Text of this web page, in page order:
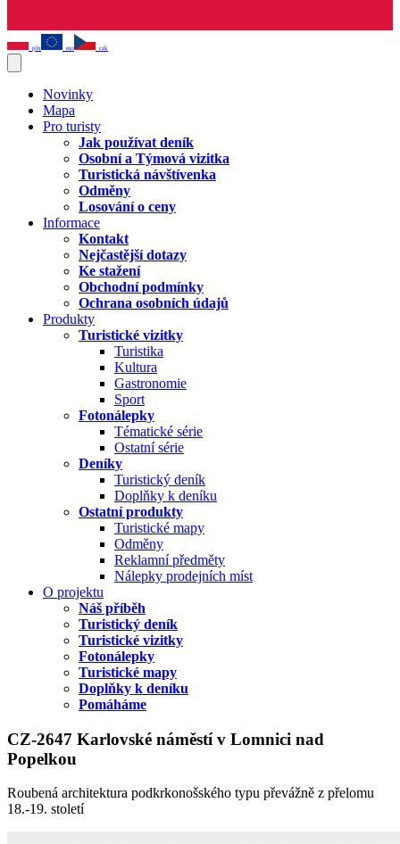
pln eur czk
Novinky
Mapa
Pro turisty
Jak používat deník
Osobní a Týmová vizitka
Turistická návštívenka
Odměny
Losování o ceny
Informace
Kontakt
Nejčastější dotazy
Ke stažení
Obchodní podmínky
Ochrana osobních údajů
Produkty
Turistické vizitky
Turistika
Kultura
Gastronomie
Sport
Fotonálepky
Tématické série
Ostatní série
Deníky
Turistický deník
Doplňky k deníku
Ostatní produkty
Turistické mapy
Odměny
Reklamní předměty
Nálepky prodejních míst
O projektu
Náš příběh
Turistický deník
Turistické vizitky
Fotonálepky
Turistické mapy
Doplňky k deníku
Pomáháme
CZ-2647 Karlovské náměstí v Lomnici nad
Popelkou
Roubená architektura podkrkonošského typu převážně z přelomu
18.-19. století